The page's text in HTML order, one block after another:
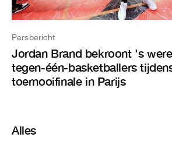
Persbericht
Jordan Brand bekroont 's
tegen-één-basketballers
toernooifinale in Parijs
Alles